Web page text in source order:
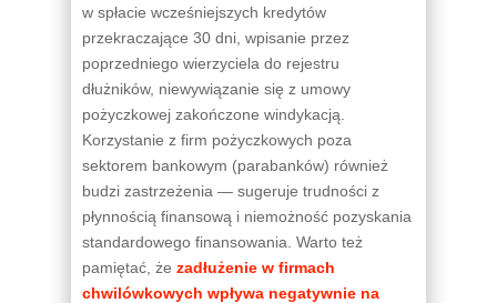
w spłacie wcześniejszych kredytów
przekraczające 30 dni, wpisanie przez
poprzedniego wierzyciela do rejestru
dłużników, niewywiązanie się z umowy
pożyczkowej zakończone windykacją.
Korzystanie z firm pożyczkowych poza
sektorem bankowym (parabanków) również
budzi zastrzeżenia — sugeruje trudności z
płynnością finansową i niemożność pozyskania
standardowego finansowania. Warto też
pamiętać, że zadłużenie w firmach
chwilówkowych wpływa negatywnie na